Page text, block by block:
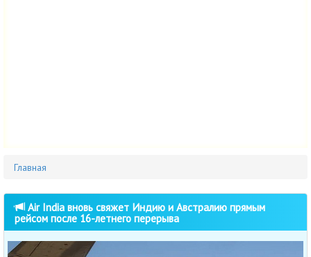
Главная
Air India вновь свяжет Индию и Австралию прямым
рейсом после 16-летнего перерыва